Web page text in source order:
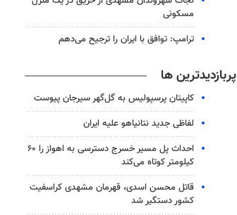
مسکونی
ترامپ: توافق با ایران را ترجیح می‌دهم
پربازدیدترین ها
کاپیتان پرسپولیس به گل‌گهر سیرجان پیوست
لفاظی جدید نتانیاهو علیه ایران
احداث پل مسیر خسرج دسترسی به اهواز را ۶۰
کیلومتر کوتاه می‌کند
قاتل محسن اسدی، قهرمان مشهدی کراسفیت
کشور دستگیر شد